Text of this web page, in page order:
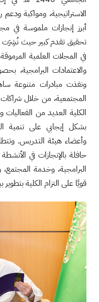
أبرز إنجازات ملموسة في
تحقيق تقدم كبير حيث نُشِرَت
في المجلات العلمية
والاعتمادات البرامجية،
ونفذت مبادرات متنوعة
المجتمعية، من خلال
الكلية العديد من الفعاليات
بشكل إيجابي على تنمية
وأعضاء هيئة التدريس.
حافلة بالإنجازات في
البرامجية، وخدمة المجتمع،
قويًا على التزام الكلية